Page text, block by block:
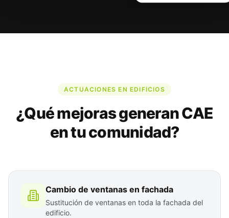
ACTUACIONES EN EDIFICIOS
¿Qué mejoras generan CAE
en tu comunidad?
Cambio de ventanas en fachada
Sustitución de ventanas en toda la fachada del
edificio.